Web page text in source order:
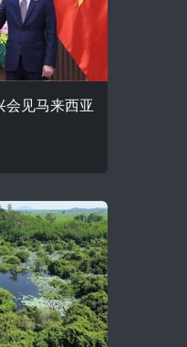
会见马来西亚